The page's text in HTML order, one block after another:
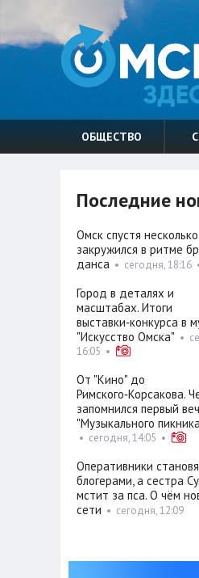
ОБЩЕСТВО
Последние
Омск спустя
закружился в ритме
данса• сегодня, 18:16
Город в деталях и
масштабах. Итоги
выставки‑конкурса в
"Искусство Омска" •
16:05 •
От "Кино" до
Римского‑Корсакова.
запомнился первый
"Музыкального
• сегодня, 14:05 •
Оперативники
блогерами, а сестра
мстит за пса. О чём
сети • сегодня, 12:09